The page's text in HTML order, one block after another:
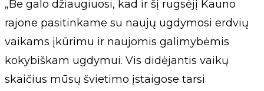
„Be galo džiaugiuosi, kad ir šį rugsėjį Kauno
rajone pasitinkame su naujų ugdymosi erdvių
vaikams įkūrimu ir naujomis galimybėmis
kokybiškam ugdymui. Vis didėjantis vaikų
skaičius mūsų švietimo įstaigose tarsi